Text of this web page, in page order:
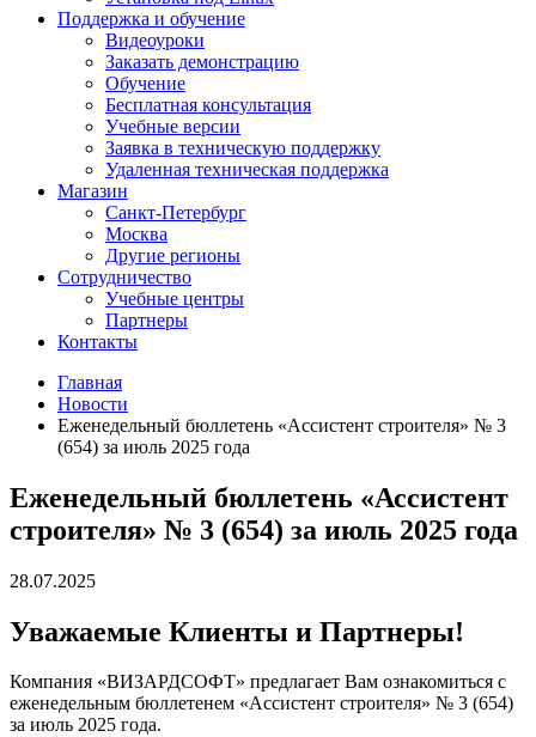
Поддержка и обучение
Видеоуроки
Заказать демонстрацию
Обучение
Бесплатная консультация
Учебные версии
Заявка в техническую поддержку
Удаленная техническая поддержка
Магазин
Санкт-Петербург
Москва
Другие регионы
Сотрудничество
Учебные центры
Партнеры
Контакты
Главная
Новости
Еженедельный бюллетень «Ассистент строителя» № 3
(654) за июль 2025 года
Еженедельный бюллетень «Ассистент
строителя» № 3 (654) за июль 2025 года
28.07.2025
Уважаемые Клиенты и Партнеры!
Компания «ВИЗАРДСОФТ» предлагает Вам ознакомиться с
еженедельным бюллетенем «Ассистент строителя» № 3 (654)
за июль 2025 года.